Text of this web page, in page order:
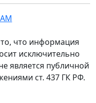
что информация
исключительно
является публичной
ст. 437 ГК РФ.